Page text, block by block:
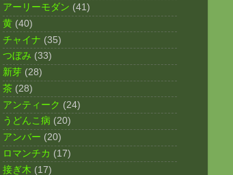
アーリーモダン (41)
黄 (40)
チャイナ (35)
つぼみ (33)
新芽 (28)
茶 (28)
アンティーク (24)
うどんこ病 (20)
アンバー (20)
ロマンチカ (17)
接ぎ木 (17)